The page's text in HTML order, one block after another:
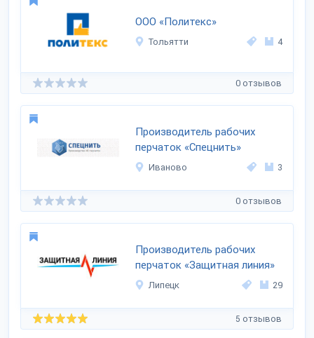
ООО «Политекс»
Тольятти 4
0 отзывов
Производитель рабочих
перчаток «Спецнить»
Иваново 3
0 отзывов
Производитель рабочих
перчаток «Защитная линия»
Липецк 29
5 отзывов